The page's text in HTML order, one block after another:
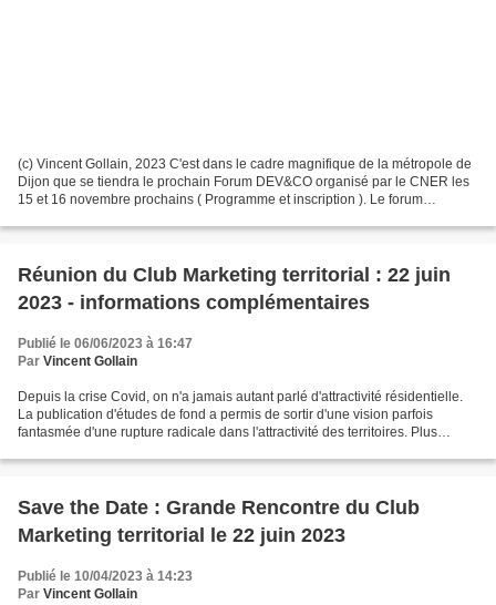
(c) Vincent Gollain, 2023 C'est dans le cadre magnifique de la métropole de
Dijon que se tiendra le prochain Forum DEV&CO organisé par le CNER les
15 et 16 novembre prochains ( Programme et inscription ). Le forum
Réunion du Club Marketing territorial : 22 juin
2023 - informations complémentaires
Publié le 06/06/2023 à 16:47
Par Vincent Gollain
Depuis la crise Covid, on n'a jamais autant parlé d'attractivité résidentielle.
La publication d'études de fond a permis de sortir d'une vision parfois
fantasmée d'une rupture radicale dans l'attractivité des territoires. Plus
Save the Date : Grande Rencontre du Club
Marketing territorial le 22 juin 2023
Publié le 10/04/2023 à 14:23
Par Vincent Gollain